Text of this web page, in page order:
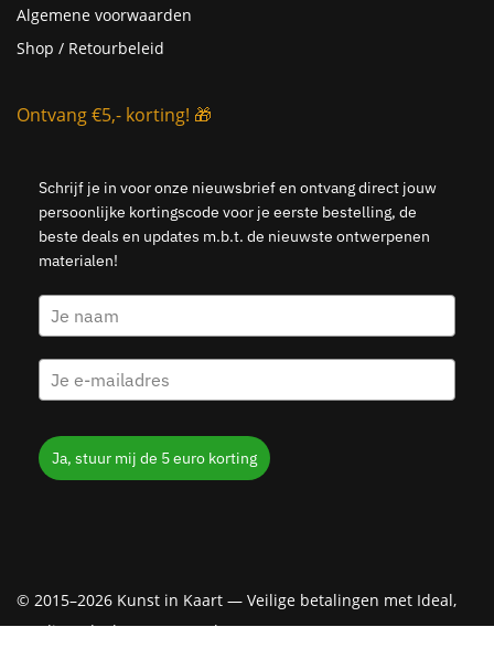
Algemene voorwaarden
Shop / Retourbeleid
Ontvang €5,- korting! 🎁
Schrijf je in voor onze nieuwsbrief en ontvang direct jouw
persoonlijke kortingscode voor je eerste bestelling, de
beste deals en updates m.b.t. de nieuwste ontwerpenen
materialen!
Ja, stuur mij de 5 euro korting
© 2015–2026 Kunst in Kaart — Veilige betalingen met Ideal,
Creditcard, Klarna & PayPal